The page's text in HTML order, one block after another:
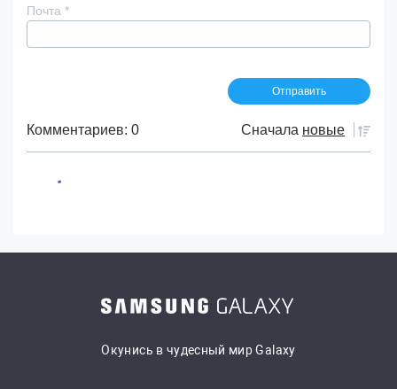
Почта *
Комментариев: 0 Сначала новые
Окунись в чудесный мир Galaxy